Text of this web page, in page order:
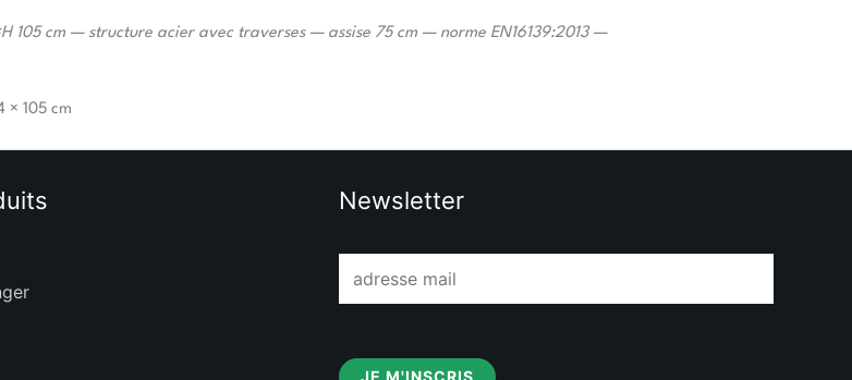
105 cm — structure acier avec traverses — assise 75 cm — norme EN16139:2013 —
× 105 cm
Newsletter
JE M'INSCRIS